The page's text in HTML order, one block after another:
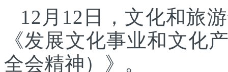
12月12日，文化和旅
《发展文化事业和文化
全会精神）》。